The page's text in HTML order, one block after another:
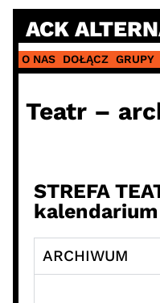
ACK
O NAS DOŁĄCZ GRUPY
Teatr –
STREFA
kalendarium
ARCHIWUM